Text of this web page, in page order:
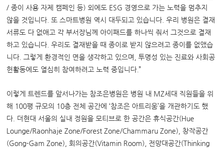
/ 종이 사용 자제 캠페인 등) 외에도 ESG 경영으로 가는 노력을 멈추지
않을 것입니다. 또 스마트병원 역시 대두되고 있습니다. 우리 병원은 결재
서류도 다 없애고 각 부서장님께 아이패드를 하나씩 줘서 그것으로 결재
하고 있습니다. 우리도 결재받을 때 종이로 받지 않으려고 종이를 없앴습
니다. 그렇게 환경적인 면을 생각하고 있으며, 투명성 있는 진료와 사회공
헌활동에도 열심히 참여하려고 노력 중입니다.”
이렇게 트렌드를 앞서나가는 참조은병원은 병원 내 MZ세대 직원들을 위
해 100평 규모의 10층 전체 공간에 ‘참조은 아트리움’을 개관하기도 했
다. 더현대 서울의 실내 정원을 모티브로 한 공간은 휴식공간(Hue
Lounge/Raonhaje Zone/Forest Zone/Chammaru Zone), 창작공간
(Gong-Gam Zone), 회의공간(Vitamin Room), 전망대공간(Thinking